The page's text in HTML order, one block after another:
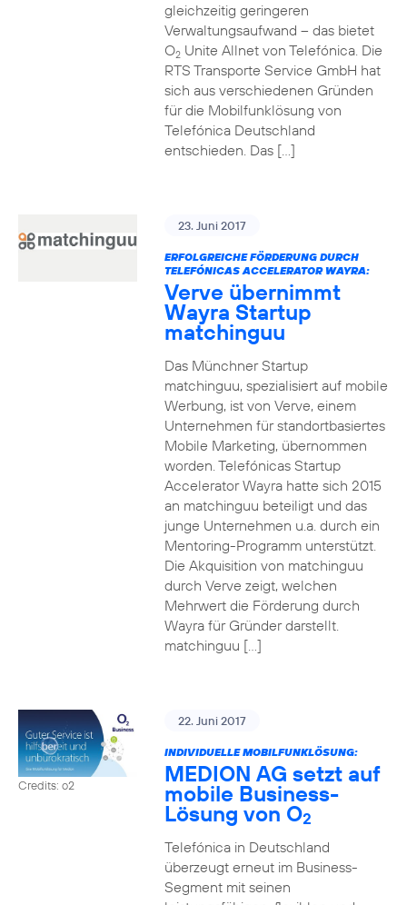
gleichzeitig geringeren
Verwaltungsaufwand – das bietet
O2Unite Allnet von Telefónica. Die
RTS Transporte Service GmbH hat
sich aus verschiedenen Gründen
für die Mobilfunklösung von
Telefónica Deutschland
entschieden. Das […]
23. Juni 2017
ERFOLGREICHE FÖRDERUNG DURCH
TELEFÓNICAS ACCELERATOR WAYRA:
Verve übernimmt
Wayra Startup
matchinguu
Das Münchner Startup
matchinguu, spezialisiert auf mobile
Werbung, ist von Verve, einem
Unternehmen für standortbasiertes
Mobile Marketing, übernommen
worden. Telefónicas Startup
Accelerator Wayra hatte sich 2015
an matchinguu beteiligt und das
junge Unternehmen u.a. durch ein
Mentoring-Programm unterstützt.
Die Akquisition von matchinguu
durch Verve zeigt, welchen
Mehrwert die Förderung durch
Wayra für Gründer darstellt.
matchinguu […]
Credits: o2
22. Juni 2017
INDIVIDUELLE MOBILFUNKLÖSUNG:
MEDION AG setzt auf
mobile Business-
Lösung von O2
Telefónica in Deutschland
überzeugt erneut im Business-
Segment mit seinen